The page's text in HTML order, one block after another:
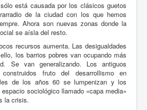
está causada por los clásicos guetos
de la ciudad con los que hemos
Ahora son nuevas zonas donde la
se aísla del resto.
recursos aumenta. Las desigualdades
los barrios pobres van ocupando más
Se van generalizando. Los antiguos
construidos fruto del desarrollismo en
de los años 60 se lumpenizan y los
sociológico llamado «capa media»
la crisis.